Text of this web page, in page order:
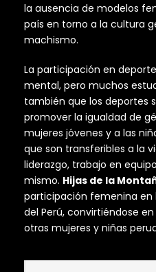
la ausencia de modelos
país en torno a la cultura
machismo.
La participación en
mental, pero muchos
también que los deportes
promover la igualdad de
mujeres jóvenes y a las
que son transferibles a la
liderazgo, trabajo en
mismo. Hijas de la
participación femenina
del Perú, convirtiéndose
otras mujeres y niñas